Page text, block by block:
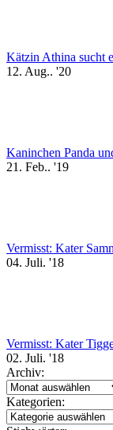
Kätzin Athina sucht
12. Aug.. '20
Kaninchen Panda
21. Feb.. '19
Vermisst: Kater
04. Juli. '18
Vermisst: Kater
02. Juli. '18
Archiv:
Archiv:
Kategorien:
Kategorien: